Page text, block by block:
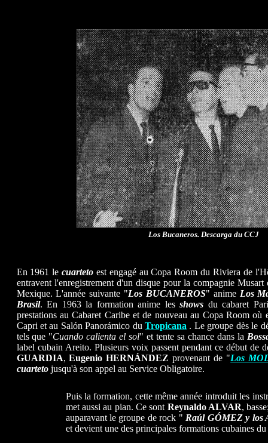
Los Bucaneros. Descarga du CCJ
En 1961 le cuarteto est engagé au Copa Room du Riviera de
entravent l'enregistrement d'un disque pour la compagnie
Mexique. L'année suivante "Los BUCANEROS" anime Los
Brasil. En 1963 la formation anime lesshows du cabaret
prestations au Cabaret Caribe et de nouveau au Copa Room
Capri et au Salón Panorámico du Tropicana . Le groupe dès le
tels que "Cuando calienta el sol" et tente sa chance dans la
label cubain Areito. Plusieurs voix passent pendant ce début de
GUARDIA,Eugenio HERNÁNDEZprovenant de "Los
cuartetojusqu'à son appel au Service Obligatoire.
Puis la formation, cette même année introduit les
met aussi au pian. Ce sont Reynaldo ALVAR,
auparavant le groupe de rock " Raúl GÓMEZy los
et devient une des principales formations cubaines du